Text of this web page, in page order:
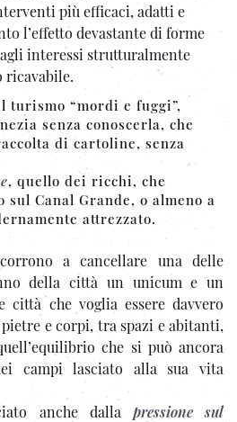
più efficaci, adatti e
l’effetto devastante di forme
interessi strutturalmente
ricavabile.
turismo “mordi e fuggi”,
senza conoscerla, che
di cartoline, senza
, quello dei ricchi, che
sul Canal Grande, o almeno a
attrezzato.
a cancellare una delle
della città un unicum e un
città che voglia essere davvero
e corpi, tra spazi e abitanti,
che si può ancora
campi lasciato alla sua vita
anche dalla pressione sul